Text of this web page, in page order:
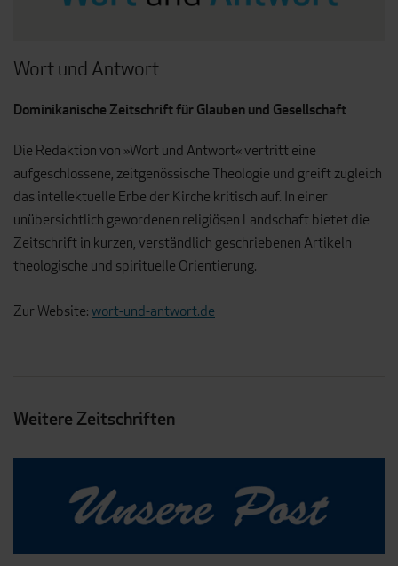
Wort und Antwort
Dominikanische Zeitschrift für Glauben und Gesellschaft
Die Redaktion von »Wort und Antwort« vertritt eine
aufgeschlossene, zeitgenössische Theologie und greift zugleich
das intellektuelle Erbe der Kirche kritisch auf. In einer
unübersichtlich gewordenen religiösen Landschaft bietet die
Zeitschrift in kurzen, verständlich geschriebenen Artikeln
theologische und spirituelle Orientierung.
Zur Website:wort-und-antwort.de
Weitere Zeitschriften